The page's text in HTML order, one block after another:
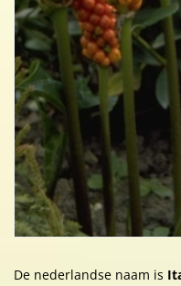
De nederlandse naam is